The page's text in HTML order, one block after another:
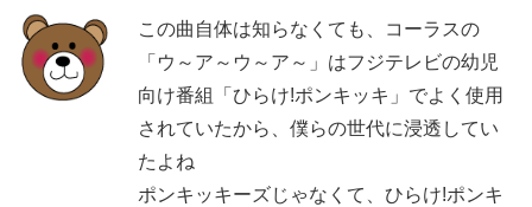
この曲自体は知らなくても、コーラスの
「ウ～ア～ウ～ア～」はフジテレビの幼児
向け番組「ひらけ!ポンキッキ」でよく使用
されていたから、僕らの世代に浸透してい
たよね
ポンキッキーズじゃなくて、ひらけ!ポンキ